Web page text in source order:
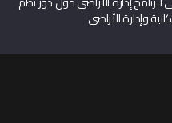
وإدارة الأراضي